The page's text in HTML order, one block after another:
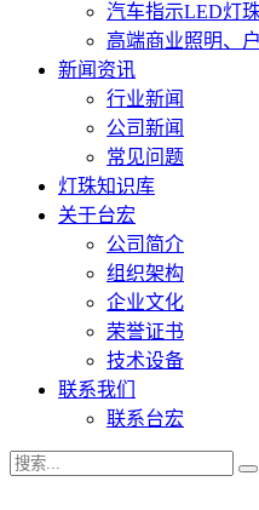
汽车指示LED灯
高端商业照明、
新闻资讯
行业新闻
公司新闻
常见问题
灯珠知识库
关于台宏
公司简介
组织架构
企业文化
荣誉证书
技术设备
联系我们
联系台宏